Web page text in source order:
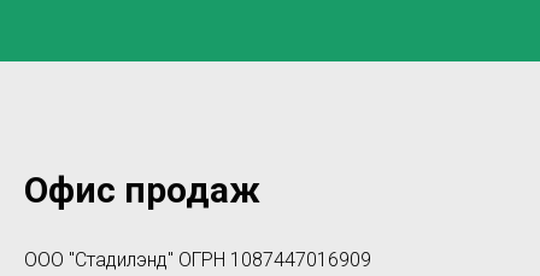
Офис продаж
ООО "Стадилэнд" ОГРН 1087447016909